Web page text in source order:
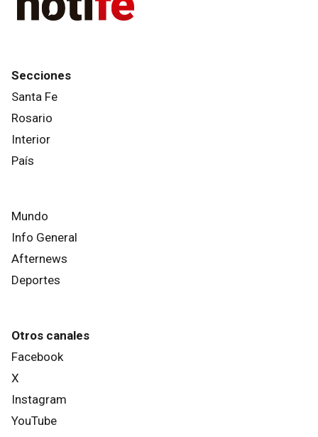
Secciones
Santa Fe
Rosario
Interior
País
Mundo
Info General
Afternews
Deportes
Otros canales
Facebook
X
Instagram
YouTube